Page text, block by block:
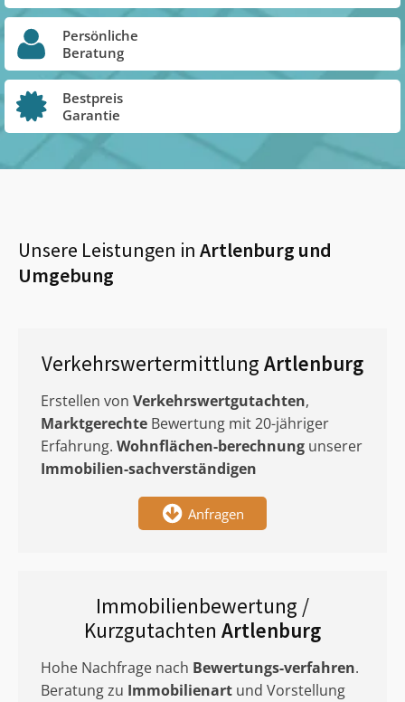
Persönliche
Beratung
Bestpreis
Garantie
Unsere Leistungen in Artlenburg und
Umgebung
Verkehrswertermittlung Artlenburg
Erstellen von Verkehrswertgutachten,
Marktgerechte Bewertung mit 20-jähriger
Erfahrung. Wohnflächen-berechnung unserer
Immobilien-sachverständigen
Anfragen
Immobilienbewertung /
Kurzgutachten Artlenburg
Hohe Nachfrage nach Bewertungs-verfahren.
Beratung zu Immobilienart und Vorstellung